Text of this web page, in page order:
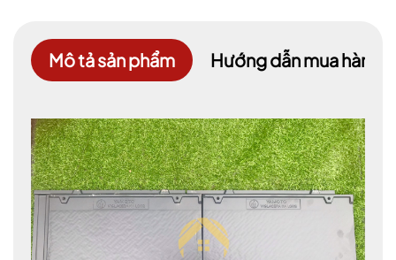
Mô tả sản phẩm Hướng dẫn mua hàng